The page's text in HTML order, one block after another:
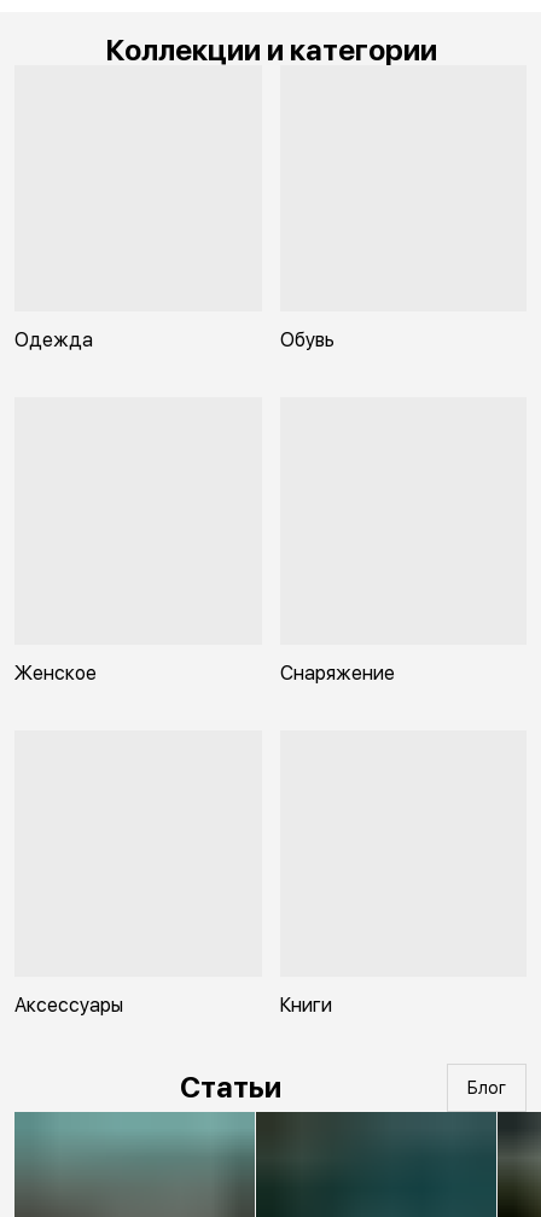
Коллекции и категории
Одежда Обувь
Женское Снаряжение
Аксессуары Книги
Статьи Блог